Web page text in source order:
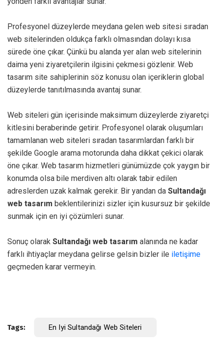
Profesyonel düzeylerde meydana gelen web sitesi sıradan
web sitelerinden oldukça farklı olmasından dolayı kısa
sürede öne çıkar. Çünkü bu alanda yer alan web sitelerinin
daima yeni ziyaretçilerin ilgisini çekmesi gözlenir. Web
tasarım site sahiplerinin söz konusu olan içeriklerin global
düzeylerde tanıtılmasında avantaj sunar.
Web siteleri gün içerisinde maksimum düzeylerde ziyaretçi
kitlesini beraberinde getirir. Profesyonel olarak oluşumları
tamamlanan web siteleri sıradan tasarımlardan farklı bir
şekilde Google arama motorunda daha dikkat çekici olarak
öne çıkar. Web tasarım hizmetleri günümüzde çok yaygın bir
konumda olsa bile merdiven altı olarak tabir edilen
adreslerden uzak kalmak gerekir. Bir yandan da Sultandağı
web tasarım beklentilerinizi sizler için kusursuz bir şekilde
sunmak için en iyi çözümleri sunar.
Sonuç olarak Sultandağı web tasarım alanında ne kadar
farklı ihtiyaçlar meydana gelirse gelsin bizler ile iletişime
geçmeden karar vermeyin.
Tags: En Iyi Sultandağı Web Siteleri